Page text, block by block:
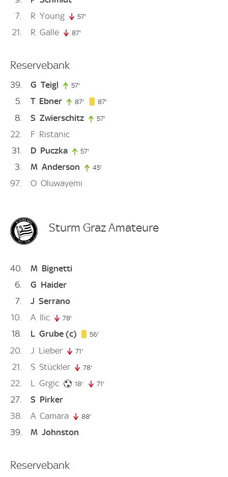
7
R Young 57'
21 R Galle 87'
Reservebank
39 G Teigl 57'
5 T Ebner 87' 87. minute
87'
8 S Zwierschitz 57'
22 F Ristanic
31
D Puczka 57'
3 M Anderson 45'
97 O Oluwayemi
Sturm Graz Amateure
40 M Bignetti
6
G Haider
7
J Serrano
10
A Ilic 78'
18 L Grube (c) 56'
20 J Lieber 71'
21 S Stückler 78'
22 L Grgic 18' 18. minute
71'
27 S Pirker
38
A Camara 88'
39 M Johnston
Reservebank